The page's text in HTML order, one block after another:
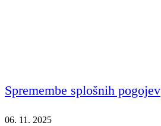
Spremembe splošnih pogojev
06. 11. 2025